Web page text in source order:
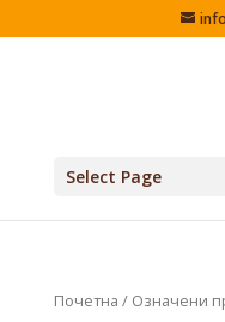
Select Page
Почетна / Означени